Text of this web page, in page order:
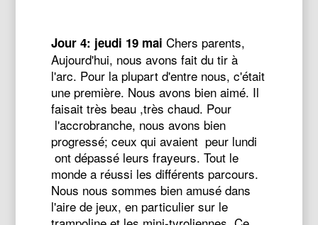
Jour 4: jeudi 19 mai Chers parents,
Aujourd'hui, nous avons fait du tir à
l'arc. Pour la plupart d'entre nous, c'était
une première. Nous avons bien aimé. Il
faisait très beau ,très chaud. Pour
l'accrobranche, nous avons bien
progressé; ceux qui avaient peur lundi
ont dépassé leurs frayeurs. Tout le
monde a réussi les différents parcours.
Nous nous sommes bien amusé dans
l'aire de jeux, en particulier sur le